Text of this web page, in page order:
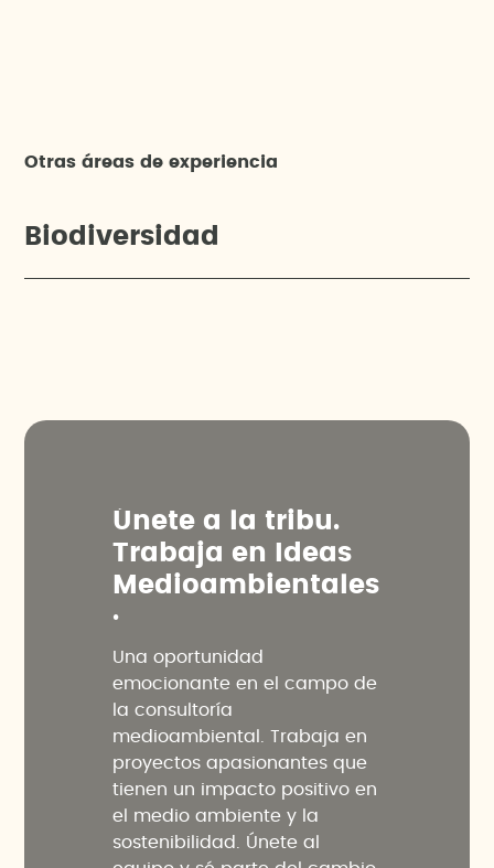
Otras áreas de experiencia
Biodiversidad
Únete a a tri bu.
Tra baja en d eas
M ed ioam bienta es
.
Una oportunidad
emocionante en el campo de
la consultoría
medioambiental. Trabaja en
proyectos apasionantes que
tienen un impacto positivo en
el medio ambiente y la
sostenibilidad. Únete al